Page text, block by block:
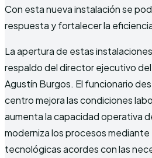
Con esta nueva instalación se
respuesta y fortalecer la
La apertura de estas
respaldo del director ejecutivo
Agustín Burgos. El funcionario
centro mejora las condiciones
aumenta la capacidad operativa
moderniza los procesos
tecnológicas acordes con las